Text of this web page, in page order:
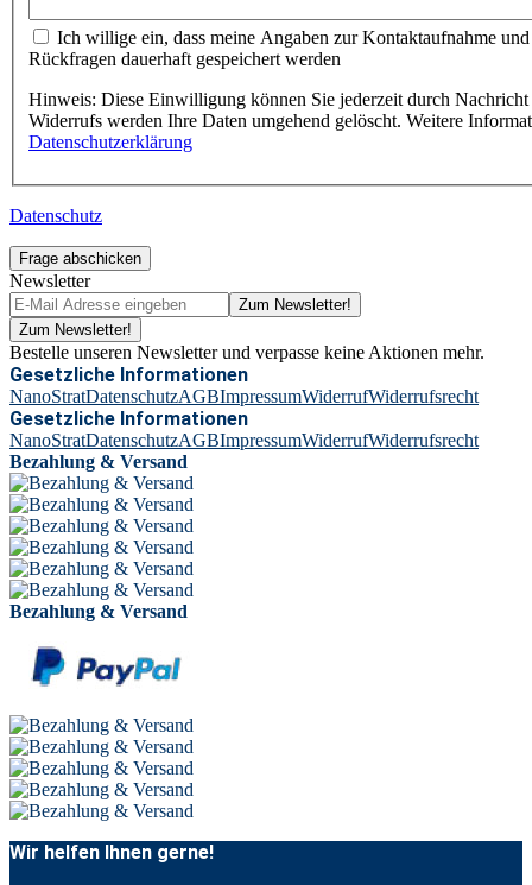
Ich willige ein, dass meine Angaben zur Kontaktaufnahme
Rückfragen dauerhaft gespeichert werden
Hinweis: Diese Einwilligung können Sie jederzeit durch
Widerrufs werden Ihre Daten umgehend gelöscht. Weitere
Datenschutzerklärung
Datenschutz
Frage abschicken
Newsletter
Zum Newsletter!
Zum Newsletter!
Bestelle unseren Newsletter und verpasse keine Aktionen mehr.
Gesetzliche Informationen
NanoStratDatenschutzAGBImpressumWiderrufWiderrufsrecht
Gesetzliche Informationen
NanoStratDatenschutzAGBImpressumWiderrufWiderrufsrecht
Bezahlung & Versand
Bezahlung & Versand
Wir helfen Ihnen gerne!